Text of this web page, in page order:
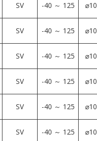
SV -40 ～ 125 ⌀10
SV -40 ～ 125 ⌀10
SV -40 ～ 125 ⌀10
SV -40 ～ 125 ⌀10
SV -40 ～ 125 ⌀10
SV -40 ～ 125 ⌀10